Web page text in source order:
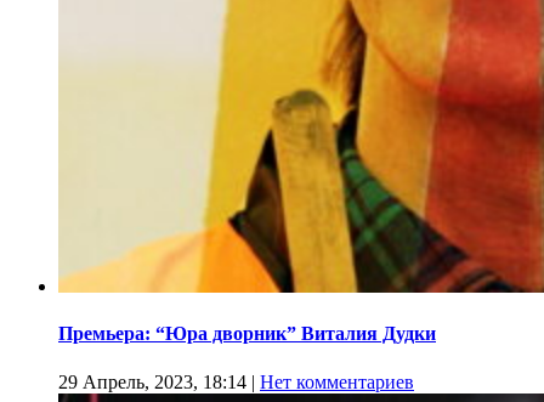
Премьера: “Юра дворник” Виталия Дудки
29 Апрель, 2023, 18:14 | Нет комментариев